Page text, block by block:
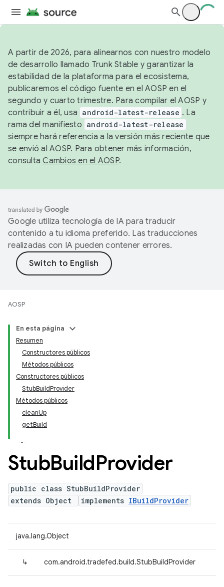
A partir de 2026, para alinearnos con nuestro modelo
de desarrollo llamado Trunk Stable y garantizar la
estabilidad de la plataforma para el ecosistema,
publicaremos el código fuente en el AOSP en el
segundo y cuarto trimestre. Para compilar el AOSP y
contribuir a él, usa android-latest-release . La
rama del manifiesto android-latest-release
siempre hará referencia a la versión más reciente que
se envió al AOSP. Para obtener más información,
consultaCambios en el AOSP.
Google utiliza tecnología de IA para traducir
contenido a tu idioma preferido. Las traducciones
realizadas con IA pueden contener errores.
AOSP
En esta página
Resumen
Constructores públicos
Métodos públicos
Constructores públicos
StubBuildProvider
Métodos públicos
cleanUp
getBuild
StubBuildProvider
public class StubBuildProvider
extends Object
implements IBuildProvider
java.lang.Object
↳ com.android.tradefed.build.StubBuildProvider